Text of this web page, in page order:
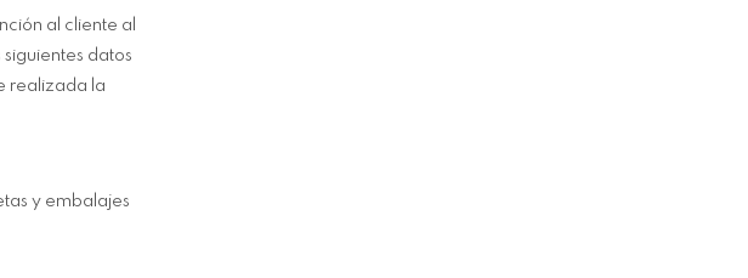
al cliente al
datos
realizada la
y embalajes